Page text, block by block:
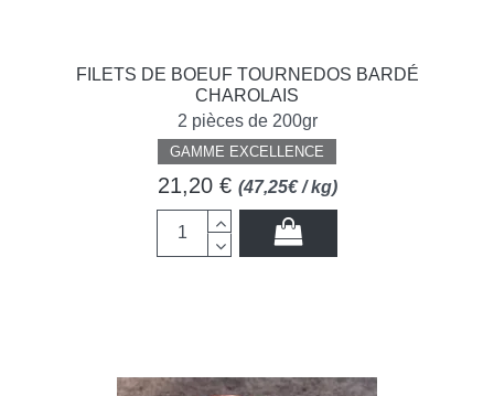
FILETS DE BOEUF TOURNEDOS BARDÉ
CHAROLAIS
2 pièces de 200gr
GAMME EXCELLENCE
21,20 € (47,25€ / kg)